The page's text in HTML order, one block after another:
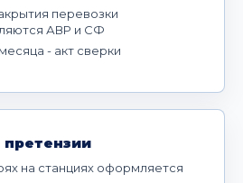
перевозки
АВР и СФ
- акт сверки
на станциях оформляется